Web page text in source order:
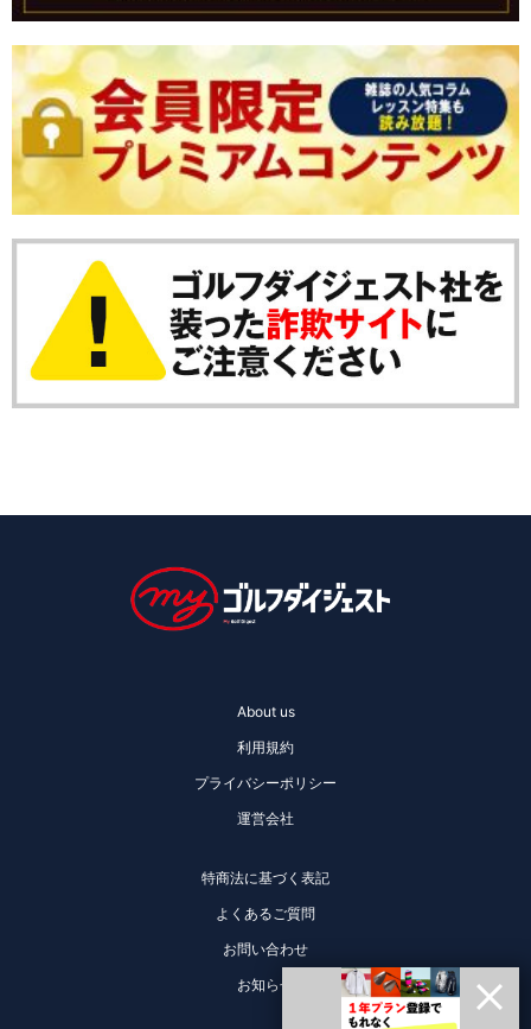
About us
利用規約
プライバシーポリシー
運営会社
特商法に基づく表記
よくあるご質問
お問い合わせ
お知らせ